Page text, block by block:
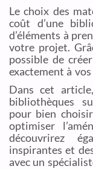
Le choix des
coût d’une
d’éléments à
votre projet.
possible de
exactement à
Dans cet
bibliothèques
pour bien
optimiser
découvrirez
inspirantes et
avec un